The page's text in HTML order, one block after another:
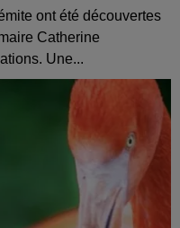
ont été découvertes
Catherine
Une...